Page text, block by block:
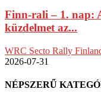
Finn-rali – 1. nap:
küzdelmet az...
WRC Secto Rally
2026-07-31
NÉPSZERŰ